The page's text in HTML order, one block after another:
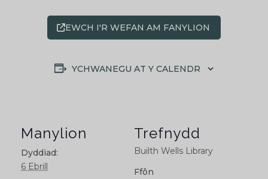
EWCH I'R WEFAN AM FANYLION
YCHWANEGU AT Y CALENDR
Manylion
Dyddiad:
6 Ebrill
Trefnydd
Builth Wells Library
Ffôn